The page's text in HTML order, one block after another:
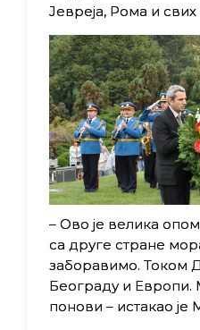
Јевреја, Рома и
– Ово је велика
са друге стране
заборавимо. Током
Београду и
понови – истакао